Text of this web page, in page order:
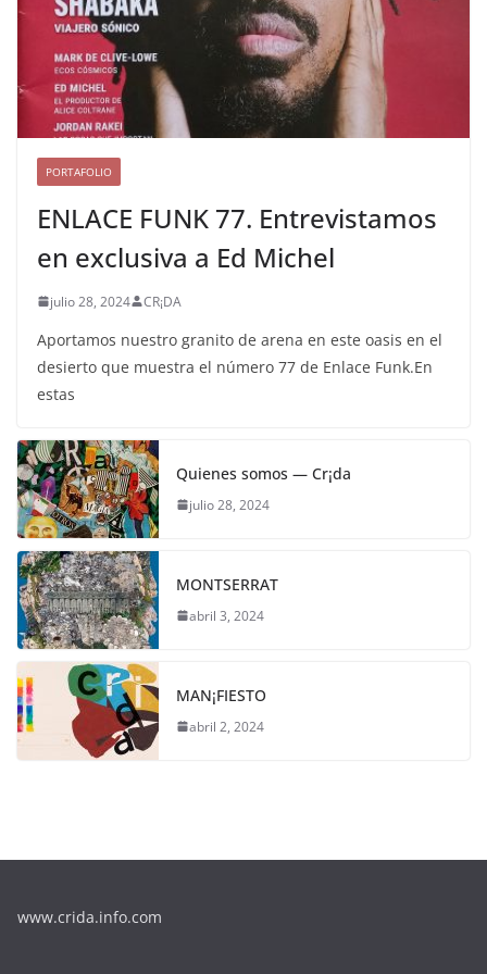
PORTAFOLIO
ENLACE FUNK 77. Entrevistamos
en exclusiva a Ed Michel
julio 28, 2024 CR¡DA
Aportamos nuestro granito de arena en este oasis en el
desierto que muestra el número 77 de Enlace Funk.En
estas
Quienes somos — Cr¡da
julio 28, 2024
MONTSERRAT
abril 3, 2024
MAN¡FIESTO
abril 2, 2024
www.crida.info.com